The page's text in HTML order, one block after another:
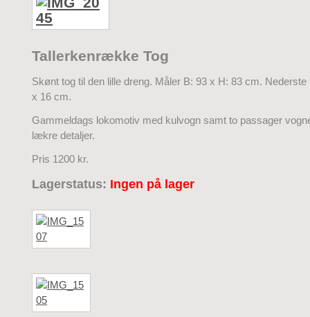
Tallerkenrække Tog
Skønt tog til den lille dreng. Måler B: 93 x H: 83 cm. Nederste
x 16 cm.
Gammeldags lokomotiv med kulvogn samt to passager
lækre detaljer.
Pris 1200 kr.
Lagerstatus: Ingen på lager